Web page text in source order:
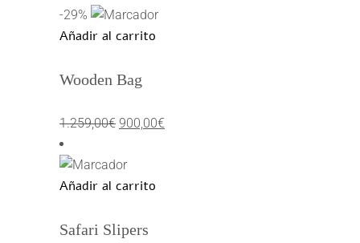
-29%
Añadir al carrito
Wooden Bag
1.259,00€ El
original
era:
900,00€
Añadir al carrito
Safari Slipers